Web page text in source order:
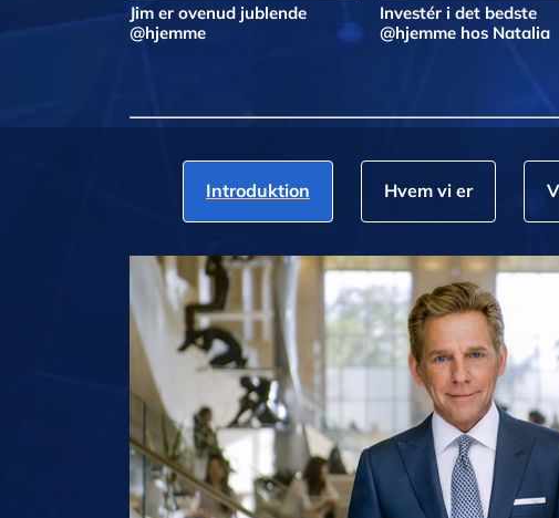
Jim er ovenud jublende
@hjemme
Investér i det bedste
@hjemme hos Natalia
Introduktion Hvem vi er